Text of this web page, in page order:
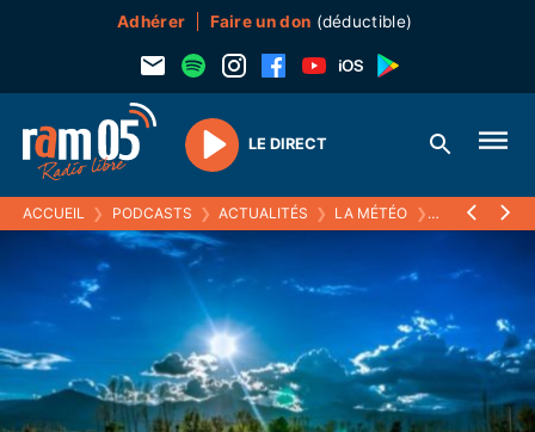
Adhérer Faire un don (déductible)
Play
LE DIRECT
ACCUEIL ❯ PODCASTS ❯ ACTUALITÉS ❯ LA MÉTÉO ❯ 14 MAI 2020